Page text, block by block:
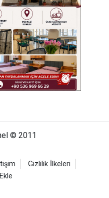
© 2011
Gizlilik İlkeleri